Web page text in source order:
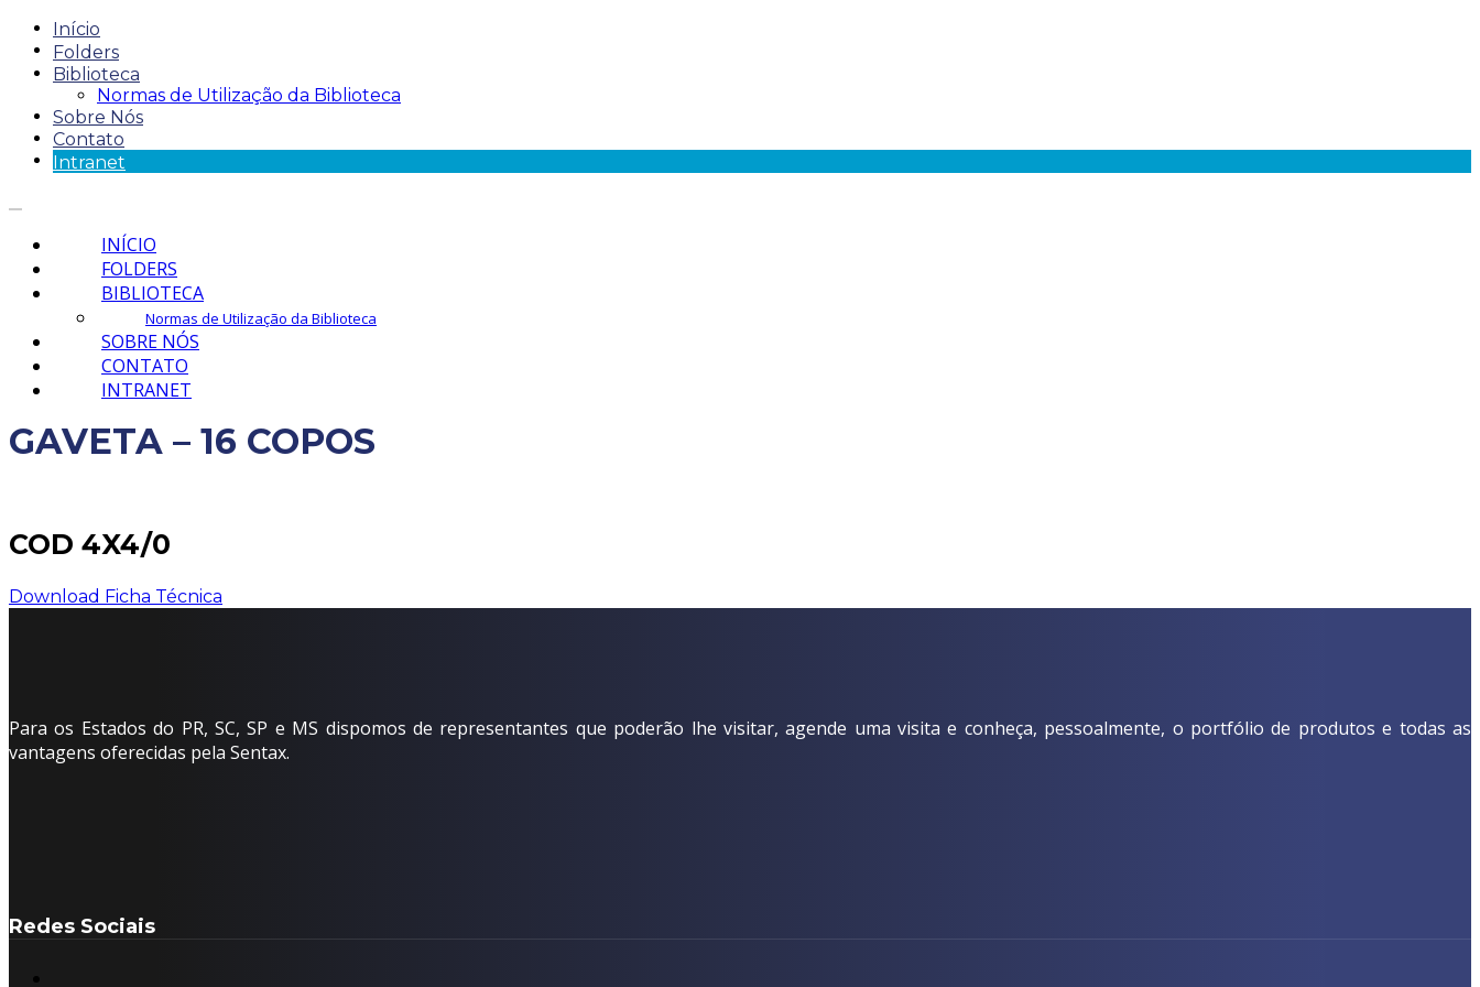
Início
Folders
Biblioteca
Normas de Utilização da Biblioteca
Sobre Nós
Contato
Intranet
INÍCIO
FOLDERS
BIBLIOTECA
Normas de Utilização da Biblioteca
SOBRE NÓS
CONTATO
INTRANET
GAVETA – 16 COPOS
COD 4X4/0
Download Ficha Técnica
Para os Estados do PR, SC, SP e MS dispomos de representantes que poderão lhe visitar, agende uma visita e conheça, pessoalmente, o portfólio de produtos e todas as
vantagens oferecidas pela Sentax.
Redes Sociais